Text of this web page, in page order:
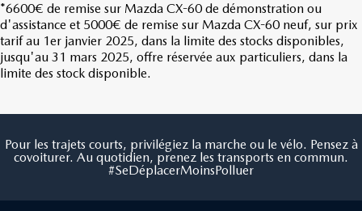
*6600€ de remise sur Mazda CX-60 de démonstration ou
d'assistance et 5000€ de remise sur Mazda CX-60 neuf, sur prix
tarif au 1er janvier 2025, dans la limite des stocks disponibles,
jusqu'au 31 mars 2025, offre réservée aux particuliers, dans la
limite des stock disponible.
Pour les trajets courts, privilégiez la marche ou le vélo. Pensez à
covoiturer. Au quotidien, prenez les transports en commun.
#SeDéplacerMoinsPolluer